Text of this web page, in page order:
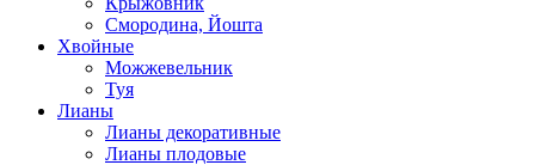
Смородина, Йошта
Хвойные
Можжевельник
Туя
Лианы
Лианы декоративные
Лианы плодовые